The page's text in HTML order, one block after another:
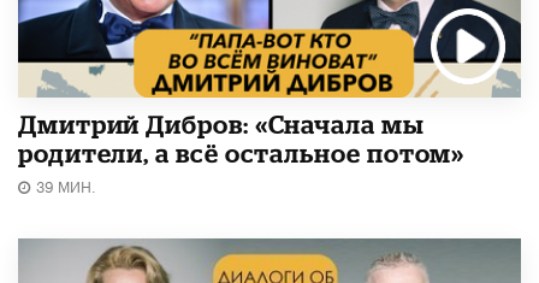
Дмитрий Дибров: «Сначала мы
родители, а всё остальное потом»
39 МИН.